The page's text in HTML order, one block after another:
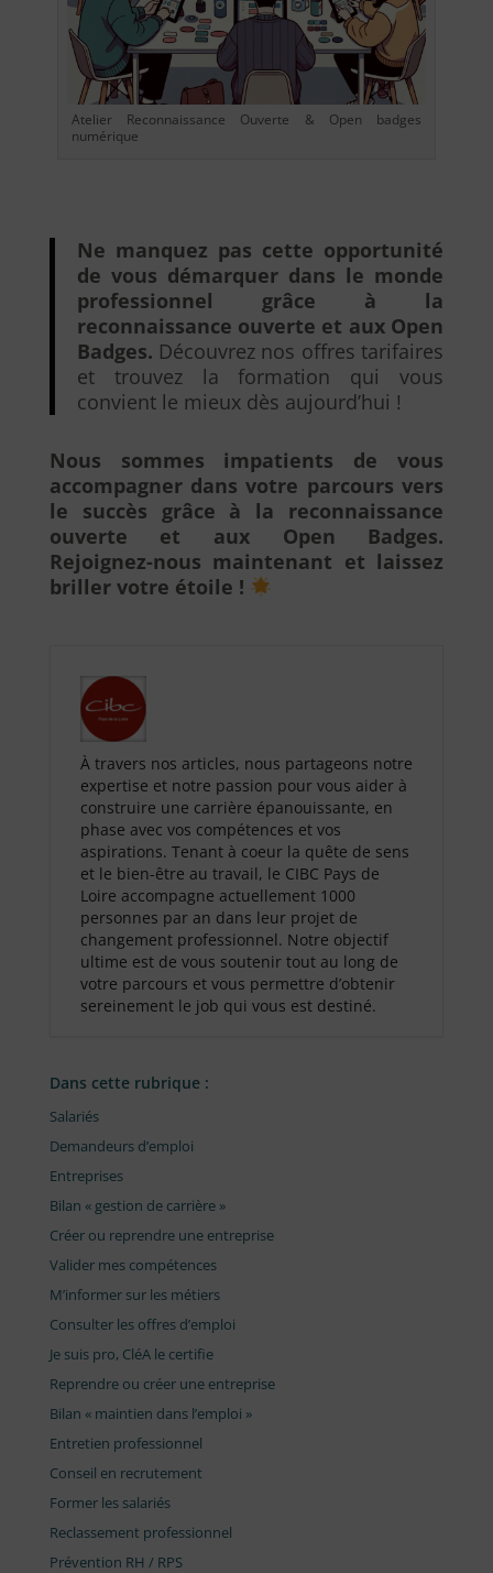
Atelier Reconnaissance Ouverte & Open badges
numérique
Ne manquez pas cette opportunité
de vous démarquer dans le monde
professionnel grâce à la
reconnaissance ouverte et aux Open
Badges. Découvrez nos offres tarifaires
et trouvez la formation qui vous
convient le mieux dès aujourd’hui !
Nous sommes impatients de vous
accompagner dans votre parcours vers
le succès grâce à la reconnaissance
ouverte et aux Open Badges.
Rejoignez-nous maintenant et laissez
briller votre étoile !
À travers nos articles, nous partageons notre
expertise et notre passion pour vous aider à
construire une carrière épanouissante, en
phase avec vos compétences et vos
aspirations. Tenant à coeur la quête de sens
et le bien-être au travail, le CIBC Pays de
Loire accompagne actuellement 1000
personnes par an dans leur projet de
changement professionnel. Notre objectif
ultime est de vous soutenir tout au long de
votre parcours et vous permettre d’obtenir
sereinement le job qui vous est destiné.
Dans cette rubrique :
Salariés
Demandeurs d’emploi
Entreprises
Bilan « gestion de carrière »
Créer ou reprendre une entreprise
Valider mes compétences
M’informer sur les métiers
Consulter les offres d’emploi
Je suis pro, CléA le certifie
Reprendre ou créer une entreprise
Bilan « maintien dans l’emploi »
Entretien professionnel
Conseil en recrutement
Former les salariés
Reclassement professionnel
Prévention RH / RPS